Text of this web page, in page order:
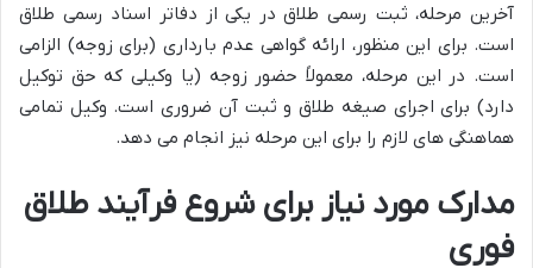
آخرین مرحله، ثبت رسمی طلاق در یکی از دفاتر اسناد رسمی طلاق
است. برای این منظور، ارائه گواهی عدم بارداری (برای زوجه) الزامی
است. در این مرحله، معمولاً حضور زوجه (یا وکیلی که حق توکیل
دارد) برای اجرای صیغه طلاق و ثبت آن ضروری است. وکیل تمامی
هماهنگی های لازم را برای این مرحله نیز انجام می دهد.
مدارک مورد نیاز برای شروع فرآیند طلاق
فوری